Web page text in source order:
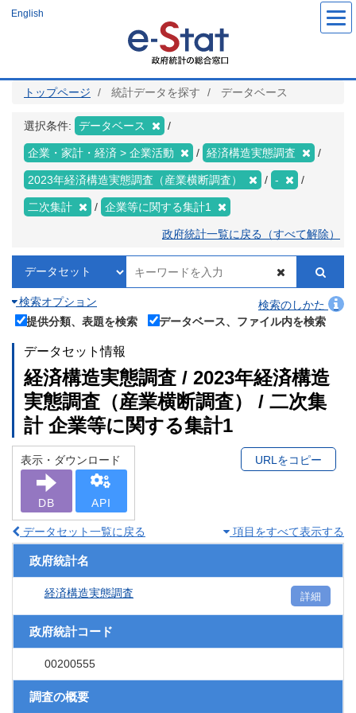
ツ
English
トップページ 統計データを探す データベース
選択条件: データベース
企業・家計・経済 > 企業活動 経済構造実態調査
2023年経済構造実態調査（産業横断調査） -
二次集計 企業等に関する集計1
政府統計一覧に戻る（すべて解除）
検索オプション
検索のしかた
提供分類、表題を検索
データベース、ファイル内を検索
データセット情報
経済構造実態調査 / 2023年経済構造
実態調査（産業横断調査） / 二次集
計 企業等に関する集計1
表示・ダウンロード
DB API
URLをコピー
データセット一覧に戻る 項目をすべて表示する
政府統計名
経済構造実態調査 詳細
政府統計コード
00200555
調査の概要